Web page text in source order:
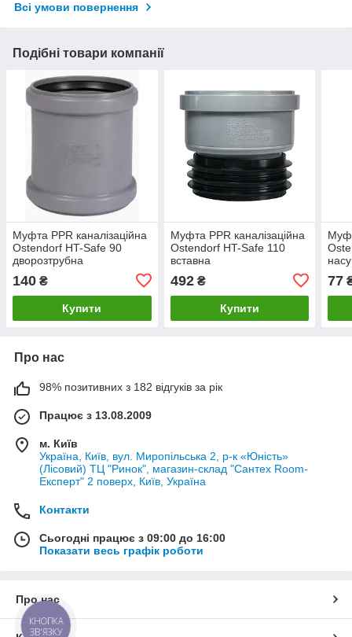
Всі умови повернення
Подібні товари компанії
Муфта PPR каналізаційна
Ostendorf HT-Safe 90
дворозтрубна
140 ₴
Купити
Муфта PPR каналізаційна
Ostendorf HT-Safe 110
вставна
492₴
Купити
77
Про нас
98% позитивних з 182 відгуків за рік
Працює з 13.08.2009
м. Київ
Україна, Київ, вул. Миропільська 2, р-к «Юність»
(Лісовий) ТЦ "Ринок", магазин-склад "Сантех Room-
Експерт" 2 поверх, Київ, Україна
Контакти
Сьогодні працює з 09:00 до 16:00
Показати весь графік роботи
Про нас
КНОПКА
ЗВ'ЯЗКУ